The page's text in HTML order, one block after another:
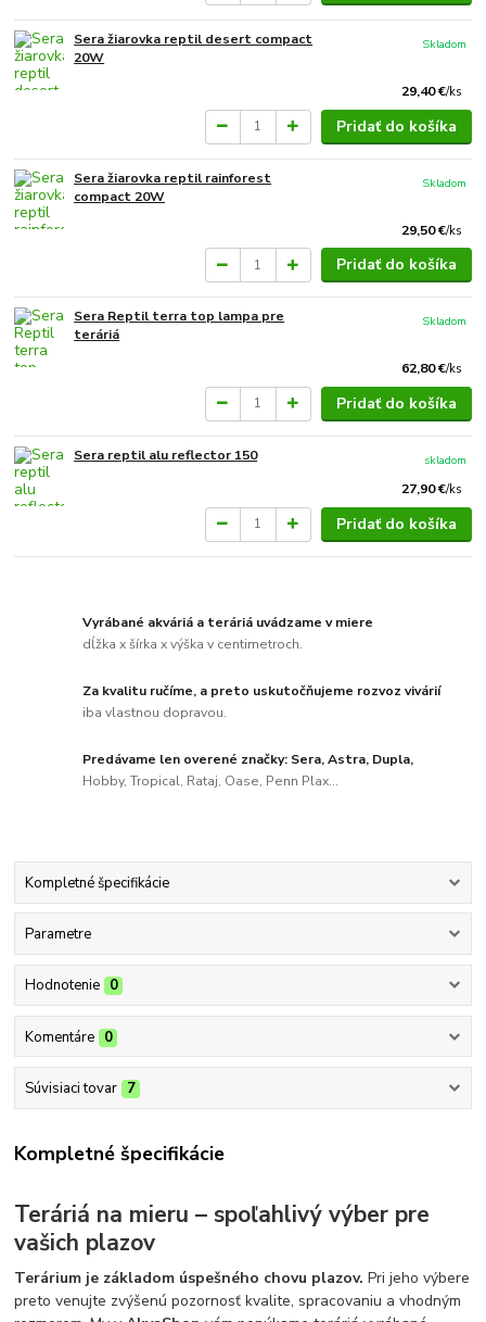
Sera žiarovka reptil desert compact
20W
29,40 €/ks
Skladom
Pridať do košíka
Sera žiarovka reptil rainforest
compact 20W
29,50 €/ks
Skladom
Pridať do košíka
Sera Reptil terra top lampa pre
teráriá
62,80 €/ks
Skladom
Pridať do košíka
Sera reptil alu reflector 150
27,90 €/ks
skladom
Pridať do košíka
Vyrábané akváriá a teráriá uvádzame v miere
dĺžka x šírka x výška v centimetroch.
Za kvalitu ručíme, a preto uskutočňujeme rozvoz vivárií
iba vlastnou dopravou.
Predávame len overené značky: Sera, Astra, Dupla,
Hobby, Tropical, Rataj, Oase, Penn Plax...
Kompletné špecifikácie
Parametre
Hodnotenie 0
Komentáre 0
Súvisiaci tovar 7
Kompletné špecifikácie
Teráriá na mieru – spoľahlivý výber pre
vašich plazov
Terárium je základom úspešného chovu plazov. Pri jeho výbere
preto venujte zvýšenú pozornosť kvalite, spracovaniu a vhodným